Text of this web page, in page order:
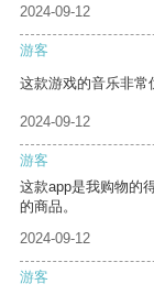
2024-09-12
游客
这款游戏的音乐非常
2024-09-12
游客
这款app是我购物的
的商品。
2024-09-12
游客